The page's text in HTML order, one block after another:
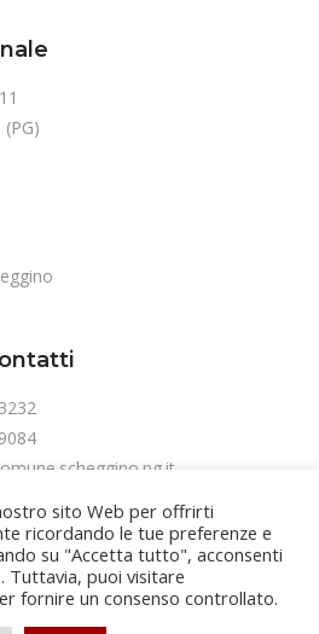
sito Web per offrirti
ricordando le tue preferenze e
su "Accetta tutto", acconsenti
Tuttavia, puoi visitare
fornire un consenso controllato.